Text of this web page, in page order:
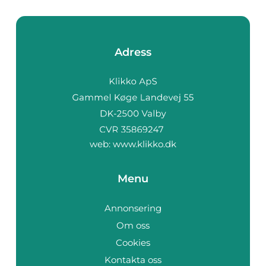
Adress
web: www.klikko.dk
Menu
Annonsering
Om oss
Cookies
Kontakta oss